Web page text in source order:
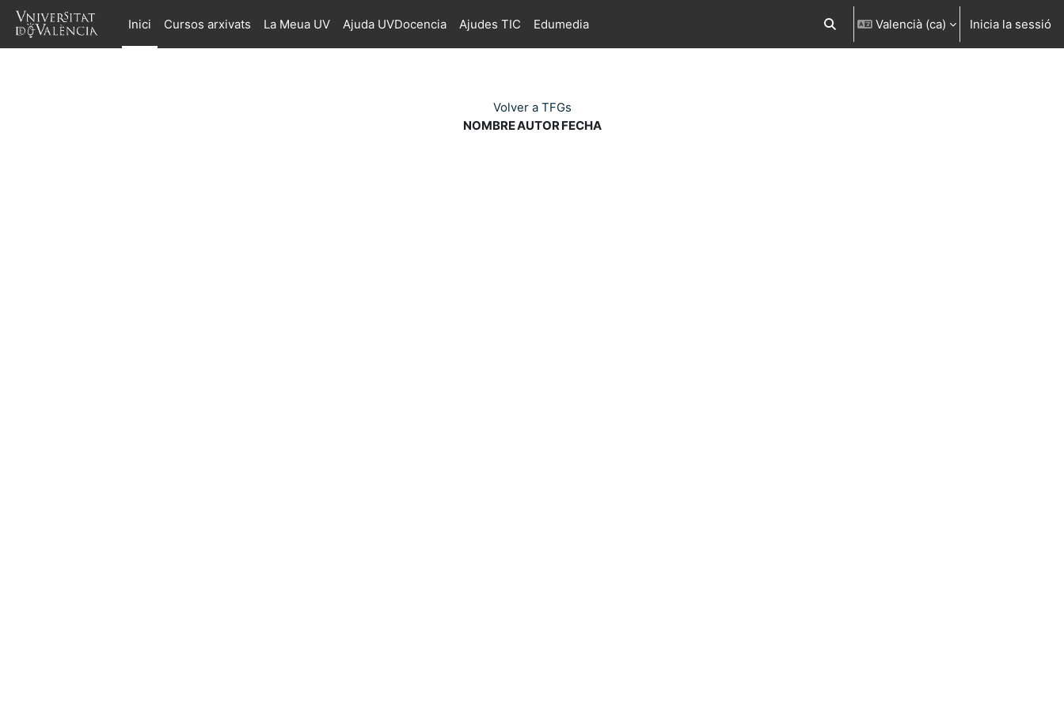
Ves al contingut principal
Inici
Cursos arxivats La Meua UV Ajuda UVDocencia Ajudes TIC Edumedia Commuta l'entrada de la cerca
Valencià ‎(ca)‎ Inicia la sessió
Volver a TFGs
NOMBREAUTORFECHA